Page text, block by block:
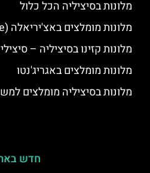
מלונות בסיציליה הכל כלול
מלונות מומלצים באצ'יריאלה (Acireale) סיציליה
מלונות קזינו בסיציליה –
מלונות מומלצים באגריג'נטו
מלונות בסיציליה מומלצים
חדש